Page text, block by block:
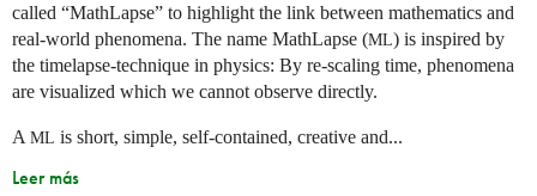
called “MathLapse” to highlight the link between mathematics and
real-world phenomena. The name MathLapse (ML) is inspired by
the timelapse-technique in physics: By re-scaling time, phenomena
are visualized which we cannot observe directly.
A ML is short, simple, self-contained, creative and...
Leer más